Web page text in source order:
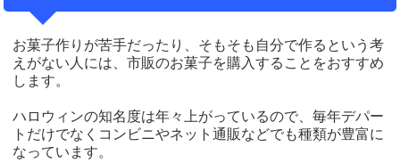
お菓子作りが苦手だったり、そもそも自分で作るという考
えがない人には、市販のお菓子を購入することをおすすめ
します。
ハロウィンの知名度は年々上がっているので、毎年デパー
トだけでなくコンビニやネット通販などでも種類が豊富に
なっています。